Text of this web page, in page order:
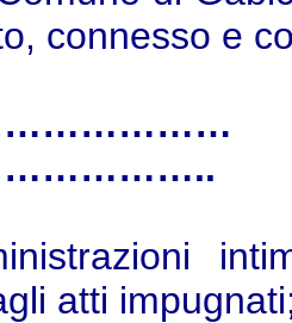
connesso e
atti